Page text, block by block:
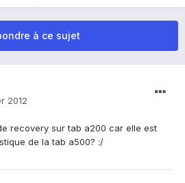
à ce sujet
2012
recovery sur tab a200 car elle est
de la tab a500? :/